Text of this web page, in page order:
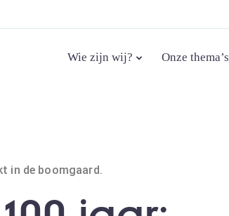
Wie zijn wij? Onze thema’s
in de boomgaard.
jaar: